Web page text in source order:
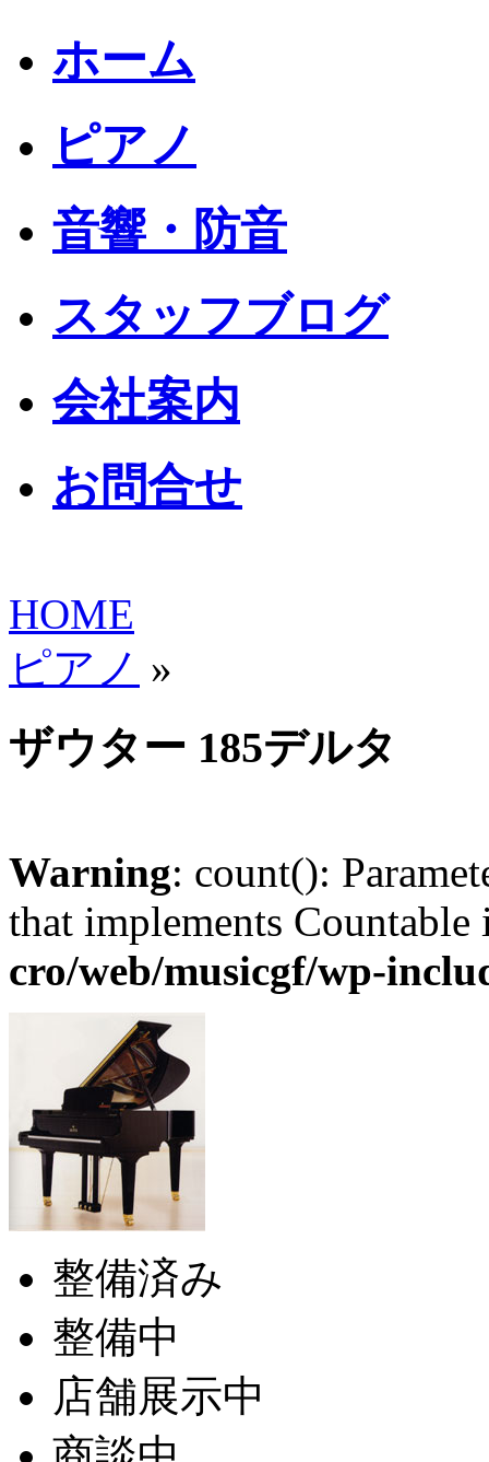
ホーム
ピアノ
音響・防音
スタッフブログ
会社案内
お問合せ
HOME
ピアノ »
ザウター 185デルタ
Warning: count():
that implements
cro/web/musicgf/wp-
整備済み
整備中
店舗展示中